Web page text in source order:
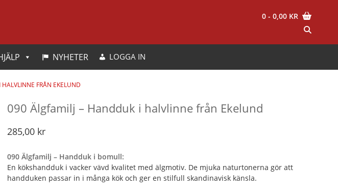
0 - 0,00 KR
NYHETER LOGGA IN
FRÅN EKELUND
090 Älgfamilj – Handduk i halvlinne från Ekelund
285,00 kr
090 Älgfamilj – Handduk i bomull:
En kökshandduk i vacker vävd kvalitet med älgmotiv. De mjuka naturtonerna gör att
handduken passar in i många kök och ger en stilfull skandinavisk känsla.